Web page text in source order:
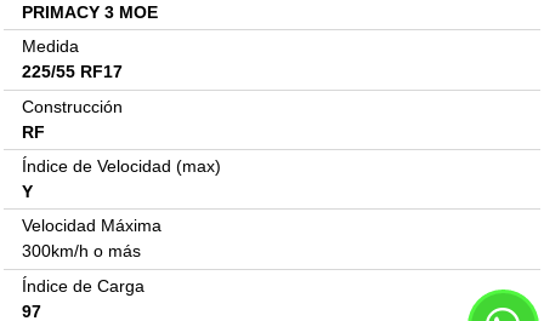
PRIMACY 3 MOE
Medida
225/55 RF17
Construcción
RF
Índice de Velocidad (max)
Y
Velocidad Máxima
300km/h o más
Índice de Carga
97